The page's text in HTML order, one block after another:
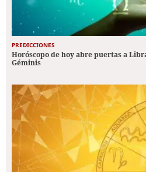
PREDICCIONES
Horóscopo de hoy abre puertas a
Géminis